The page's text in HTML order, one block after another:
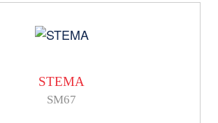
STEMA
SM67